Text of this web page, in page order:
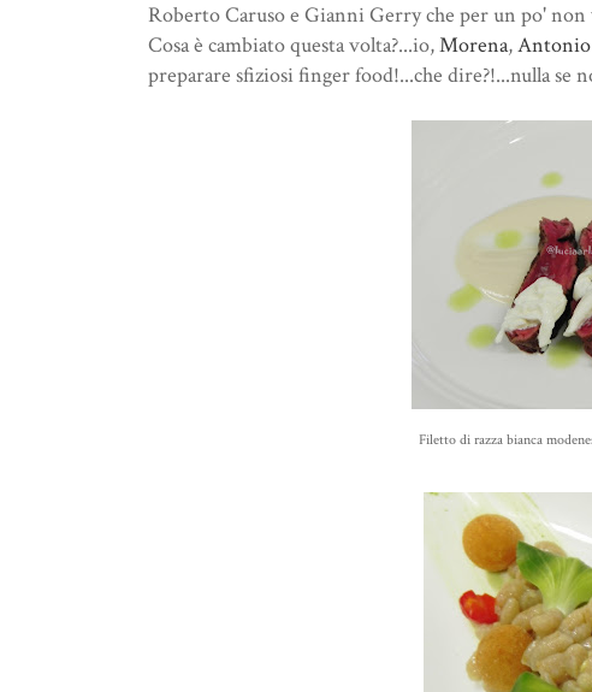
Roberto Caruso e Gianni Gerry che per un po' non
Cosa è cambiato questa volta?...io,Morena,Antonio
preparare sfiziosi finger food!...che dire?!...nulla se
Filetto di razza bianca